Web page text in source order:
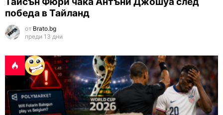
победа в Тайланд
от Brato.bg
преди 13 дни